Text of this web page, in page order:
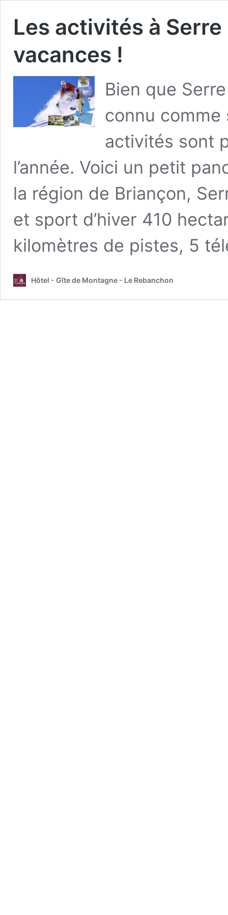
Les activités à
vacances !
Bien que
connu
activités sont
l’année. Voici un petit
la région de Briançon,
et sport d’hiver 410
kilomètres de pistes, 5
Hôtel - Gîte de Montagne - Le Rebanchon